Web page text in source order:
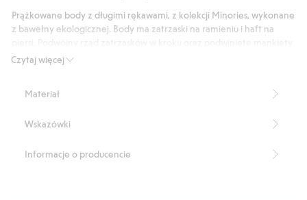
18
głosów
Czytaj więcej
Prążkowane body z długimi rękawami, z kolekcji Minories, wykonane
z bawełny ekologicznej. Body ma zatrzaski na ramieniu i haft na
w rękawach umożliwiające rośnięcie, dzięki czemu niemowlę może
Numer artykułu
Materiał
Wskazówki
Informacje o producencie